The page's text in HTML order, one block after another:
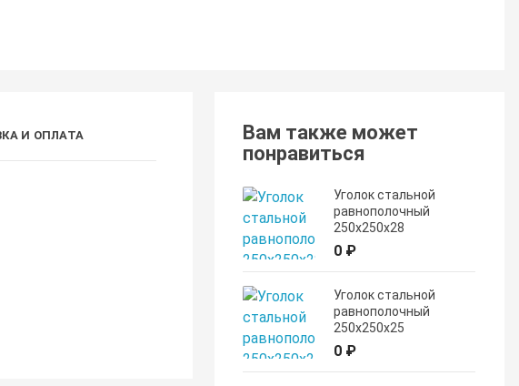
И ОПЛАТА
Вам также может
понравиться
Уголок стальной
равнополочный
250х250х28
0 ₽
Уголок стальной
равнополочный
250х250х25
0 ₽